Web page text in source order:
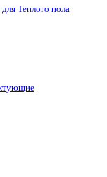
Теплого пола